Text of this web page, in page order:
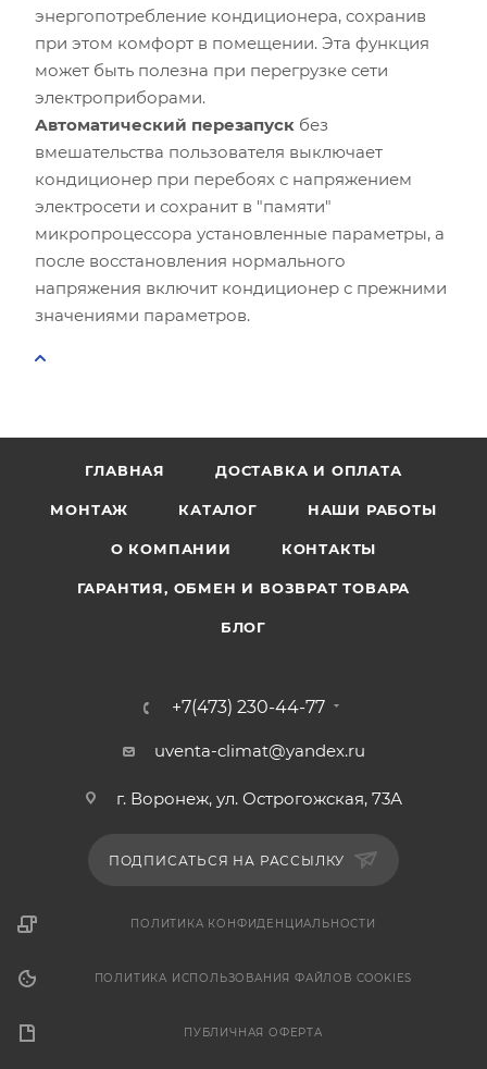
энергопотребление кондиционера, сохранив
при этом комфорт в помещении. Эта функция
может быть полезна при перегрузке сети
электроприборами.
Автоматический перезапуск без
вмешательства пользователя выключает
кондиционер при перебоях с напряжением
электросети и сохранит в "памяти"
микропроцессора установленные параметры, а
после восстановления нормального
напряжения включит кондиционер с прежними
значениями параметров.
ГЛАВНАЯ ДОСТАВКА И ОПЛАТА
МОНТАЖ КАТАЛОГ НАШИ РАБОТЫ
О КОМПАНИИ КОНТАКТЫ
ГАРАНТИЯ, ОБМЕН И ВОЗВРАТ ТОВАРА
БЛОГ
+7(473) 230-44-77
uventa-climat@yandex.ru
г. Воронеж, ул. Острогожская, 73А
ПОДПИСАТЬСЯ НА РАССЫЛКУ
ПОЛИТИКА КОНФИДЕНЦИАЛЬНОСТИ
ПОЛИТИКА ИСПОЛЬЗОВАНИЯ ФАЙЛОВ COOKIES
ПУБЛИЧНАЯ ОФЕРТА